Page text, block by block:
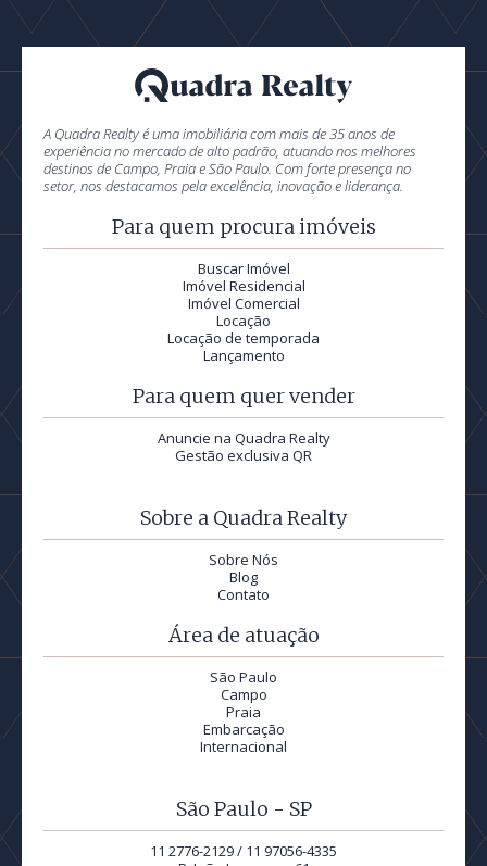
A Quadra Realty é uma imobiliária com mais de 35 anos de
experiência no mercado de alto padrão, atuando nos melhores
destinos de Campo, Praia e São Paulo. Com forte presença no
setor, nos destacamos pela excelência, inovação e liderança.
Para quem procura imóveis
Buscar Imóvel
Imóvel Residencial
Imóvel Comercial
Locação
Locação de temporada
Lançamento
Para quem quer vender
Anuncie na Quadra Realty
Gestão exclusiva QR
Sobre a Quadra Realty
Sobre Nós
Blog
Contato
Área de atuação
São Paulo
Campo
Praia
Embarcação
Internacional
São Paulo - SP
11 2776-2129 / 11 97056-4335